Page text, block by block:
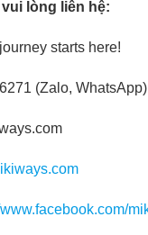
lòng liên hệ:
starts here!
(Zalo, WhatsApp)